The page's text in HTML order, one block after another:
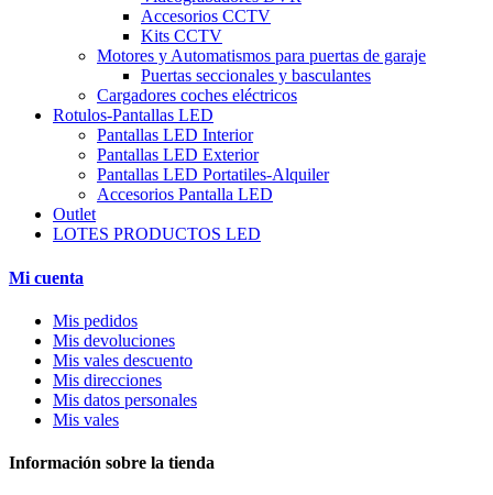
Accesorios CCTV
Kits CCTV
Motores y Automatismos para puertas de garaje
Puertas seccionales y basculantes
Cargadores coches eléctricos
Rotulos-Pantallas LED
Pantallas LED Interior
Pantallas LED Exterior
Pantallas LED Portatiles-Alquiler
Accesorios Pantalla LED
Outlet
LOTES PRODUCTOS LED
Mi cuenta
Mis pedidos
Mis devoluciones
Mis vales descuento
Mis direcciones
Mis datos personales
Mis vales
Información sobre la tienda